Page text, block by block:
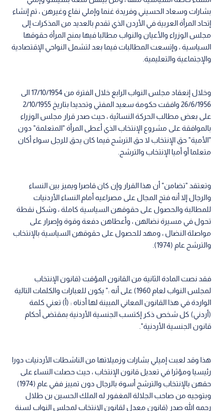
بشارات وسعاد الحسيني وفريدة غنما وإملي نفاع وغيرهن ، تم إنشاء
إتحاد المرأة العربية في الأردن الذي تقدم بالعديد من المذكرات إلى
مجلس الوزراء والأعيان والنواب مطالبا فيها بمنح المرأة حقوقها
السياسية ، وإتسعت المطالبات فيما بعد لتشمل النواحي الإقتصادية
والإجتماعية والتعليمية.
وخلال إنعقاد مجلس النواب الرابع خلال الفترة من 17/10/1954 الى
26/6/1956 وافقت حكومة سعيد المفتي وتحديدا بتاريخ 2/10/1955
على بعض مطالب الحركة النسائية ، حيث صدر قرار مجلس الوزراء
بالموافقة على مشروع الإنتخاب الذي أعطى المرأة "المتعلمة" دون
"الأمية" حق الإنتخاب لا حق الترشح فيما كان يحق للرجل سواء أكان
متعلما أو أميا الإنتخاب والترشح.
وتعتقد "تضامن" أن هذا القرار وإن كان قاصرا ويميز بين النساء
والرجال إلا أنه فتح المجال على مصراعيه أمام النساء الأردنيات
للمطالبة والحصول على حقوقهن السياسية كاملة ، وشكل نقطة
تحول في مسيرة نضالهن ، وأعطاهن دفعة وقوة وإصرار على
مواصلة النضال ، ومهد للحصول على حقوقهن السياسية بالإنتخاب
والترشح عام (1974).
فقد نصت المادة الثانية من القانون المؤقت (قانون الإنتخاب
لمجلس النواب لعام 1960) على أنه :" يكون للعبارات والكلمات التالية
الواردة في هذا القانون المعاني المبينة لها أدناه : (أ) تعني كلمة
(أردني) كل شخص ذكر إكتسب الجنسية الأردنية بمقتضى أحكام
قانون الجنسية الأردنية".
هذا وقد لعبت إميلي بشارات وزميلاتها من الناشطات الأردنيات دورا
رئيسيا ومؤثرا في تعديل قانون الإنتخاب ، حيث حصلت النساء على
حقهن بالإنتخاب والترشح أسوة بالرجال دون تمييز ففي عام (1974)
وبتوجيه من صاحب الجلالة المغفور له الملك الحسين بن طلال
رحمه الله صدر (قانون معدل لقانون الإنتخاب لمجلس النواب لسنة